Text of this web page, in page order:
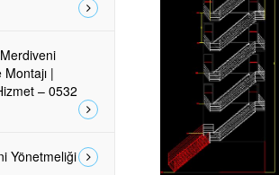
Montajı |
– 0532
Yönetmeliği